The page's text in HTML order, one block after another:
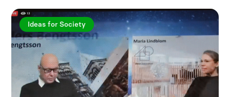
Ideas for Society